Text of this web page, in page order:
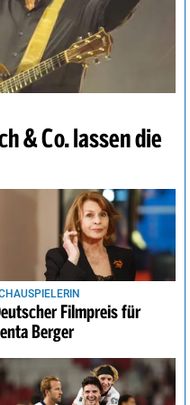
& Co. lassen die
Filmpreis für
Berger